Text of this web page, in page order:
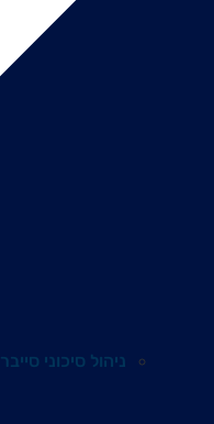
ניהול סיכוני סייבר